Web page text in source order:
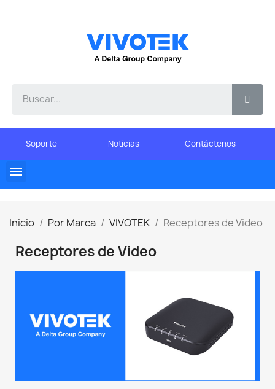
Soporte Noticias Contáctenos
Inicio Por Marca VIVOTEK Receptores de Video
Receptores de Video